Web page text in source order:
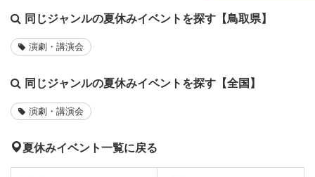
同じジャンルの夏休みイベントを探す【鳥取県】
演劇・講演会
同じジャンルの夏休みイベントを探す【全国】
演劇・講演会
夏休みイベント一覧に戻る